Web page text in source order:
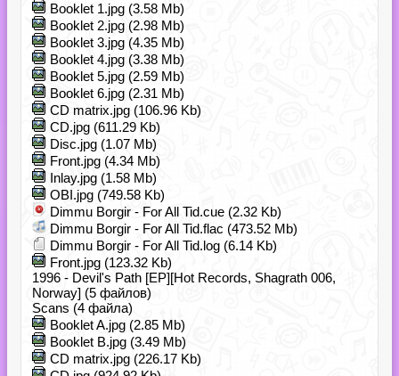
Booklet 1.jpg (3.58 Mb)
Booklet 2.jpg (2.98 Mb)
Booklet 3.jpg (4.35 Mb)
Booklet 4.jpg (3.38 Mb)
Booklet 5.jpg (2.59 Mb)
Booklet 6.jpg (2.31 Mb)
CD matrix.jpg (106.96 Kb)
CD.jpg (611.29 Kb)
Disc.jpg (1.07 Mb)
Front.jpg (4.34 Mb)
Inlay.jpg (1.58 Mb)
OBI.jpg (749.58 Kb)
Dimmu Borgir - For All Tid.cue (2.32 Kb)
Dimmu Borgir - For All Tid.flac (473.52 Mb)
Dimmu Borgir - For All Tid.log (6.14 Kb)
Front.jpg (123.32 Kb)
1996 - Devil's Path [EP][Hot Records, Shagrath 006,
Norway] (5 файлов)
Scans (4 файла)
Booklet A.jpg (2.85 Mb)
Booklet B.jpg (3.49 Mb)
CD matrix.jpg (226.17 Kb)